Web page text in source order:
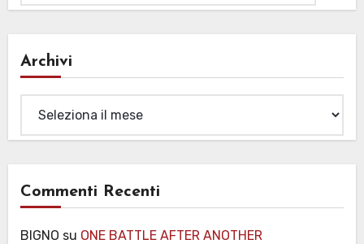
Archivi
Commenti Recenti
BIGNO su ONE BATTLE AFTER ANOTHER